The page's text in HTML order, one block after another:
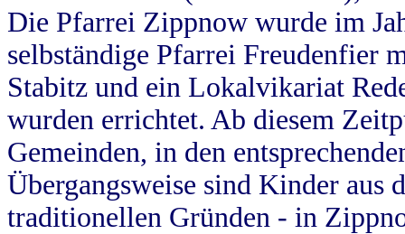
Die Pfarrei Zippnow wurde im
selbständige Pfarrei Freudenfier
Stabitz und ein Lokalvikariat
wurden errichtet. Ab diesem
Gemeinden, in den
Übergangsweise sind Kinder aus
traditionellen Gründen - in